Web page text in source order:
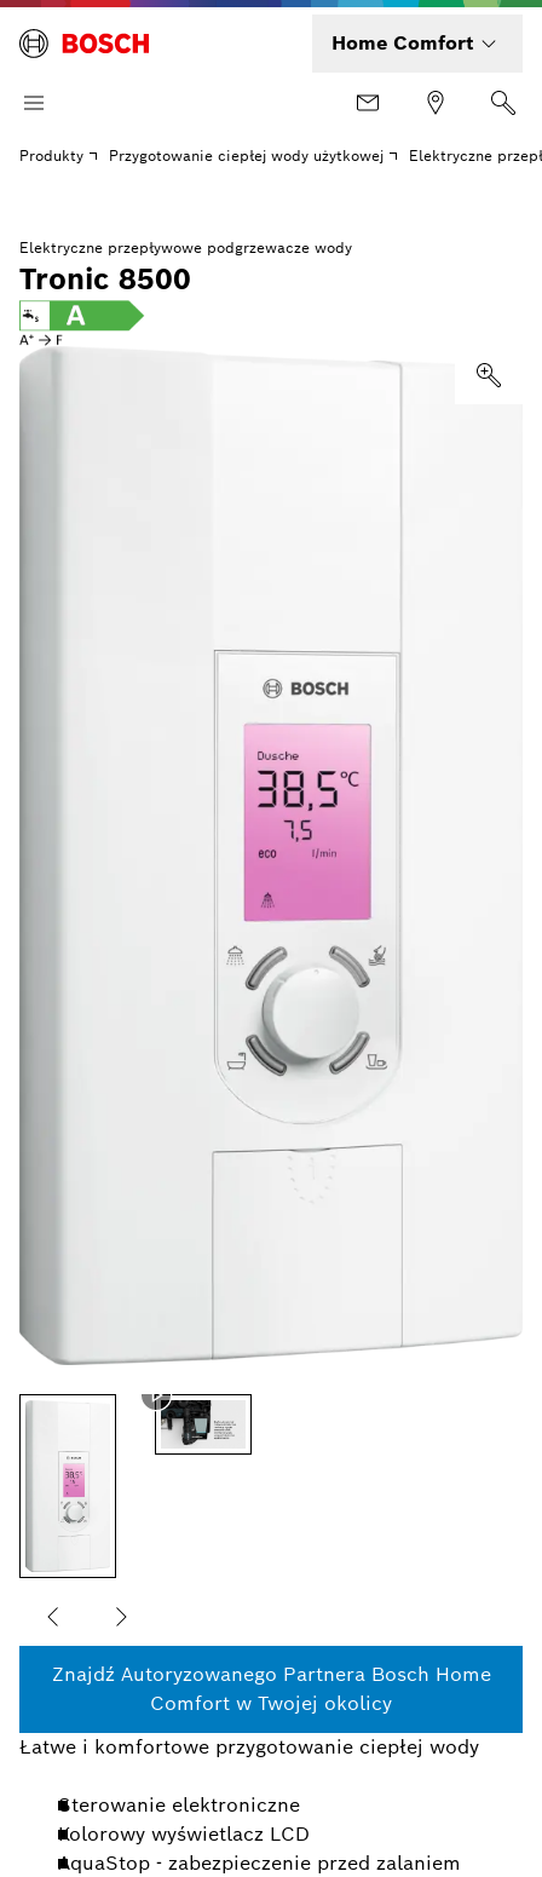
Home Comfort
Produkty Przygotowanie ciepłej wody użytkowej Elektryczne
Elektryczne przepływowe podgrzewacze wody
Tronic 8500
Znajdź Autoryzowanego Partnera Bosch Home
Comfort w Twojej okolicy
Łatwe i komfortowe przygotowanie ciepłej wody
Sterowanie elektroniczne
Kolorowy wyświetlacz LCD
AquaStop - zabezpieczenie przed zalaniem